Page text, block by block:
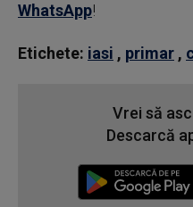
WhatsApp!
Etichete: iasi , primar ,
Vrei să
Descarcă